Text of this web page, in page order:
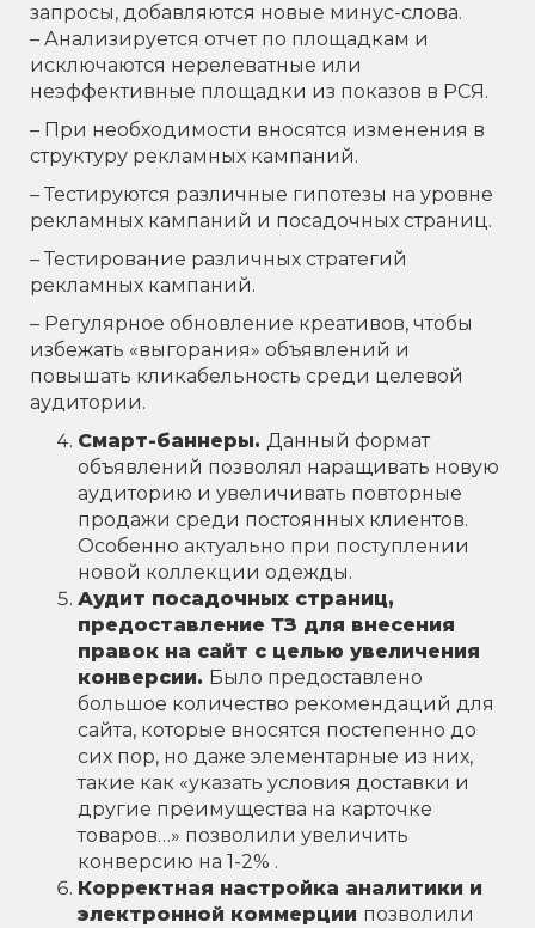
запросы, добавляются новые минус-слова.
– Анализируется отчет по площадкам и
исключаются нерелеватные или
неэффективные площадки из показов в РСЯ.
­– При необходимости вносятся изменения в
структуру рекламных кампаний.
– Тестируются различные гипотезы на уровне
рекламных кампаний и посадочных страниц.
– Тестирование различных стратегий
рекламных кампаний.
– Регулярное обновление креативов, чтобы
избежать «выгорания» объявлений и
повышать кликабельность среди целевой
аудитории.
Смарт-баннеры. Данный формат
объявлений позволял наращивать новую
аудиторию и увеличивать повторные
продажи среди постоянных клиентов.
Особенно актуально при поступлении
новой коллекции одежды.
Аудит посадочных страниц,
предоставление ТЗ для внесения
правок на сайт с целью увеличения
конверсии. Было предоставлено
большое количество рекомендаций для
сайта, которые вносятся постепенно до
сих пор, но даже элементарные из них,
такие как «указать условия доставки и
другие преимущества на карточке
товаров…» позволили увеличить
конверсию на 1-2% .
Корректная настройка аналитики и
электронной коммерции позволили